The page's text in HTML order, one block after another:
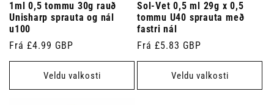
1ml 0,5 tommu 30g rauð
Unisharp sprauta og nál
u100
Venjulegt
verð
Frá £4.99 GBP
Veldu valkosti
Sol-Vet 0,5 ml 29g x 0,5
tommu U40 sprauta með
fastri nál
Venjulegt
verð
Frá £5.83 GBP
Veldu valkosti